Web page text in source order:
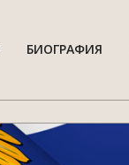
БИОГРАФИЯ